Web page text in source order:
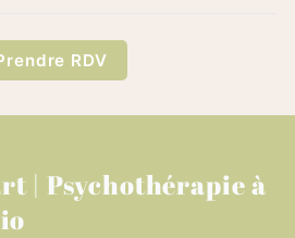
RDV
| Psychothérapie à